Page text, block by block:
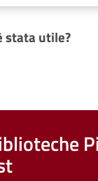
stata utile?